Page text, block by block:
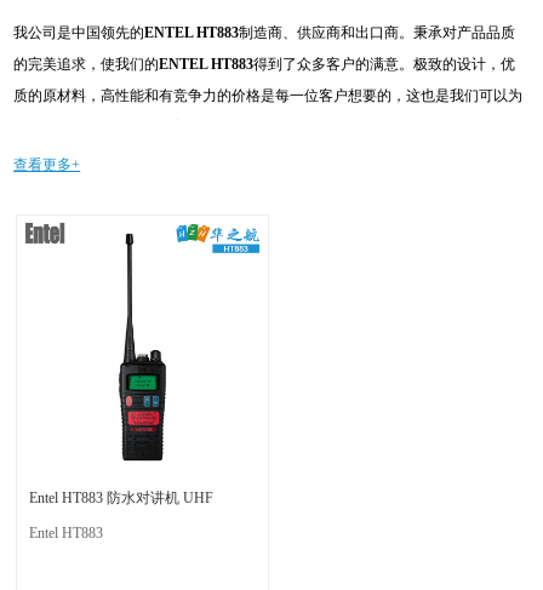
客户案例
新闻资讯
我公司是中国领先的ENTEL HT883制造商、供应商和出口商。秉承对产品品质
的完美追求，使我们的ENTEL HT883得到了众多客户的满意。极致的设计，优
质的原材料，高性能和有竞争力的价格是每一位客户想要的，这也是我们可以为
HT883服务感兴趣，可以现在咨询我们，我们会及时给您回复!
查看更多+
Entel HT883 防水对讲机 UHF
Entel HT883